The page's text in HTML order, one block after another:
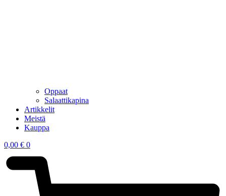
Oppaat
Salaattikapina
Artikkelit
Meistä
Kauppa
0,00 € 0